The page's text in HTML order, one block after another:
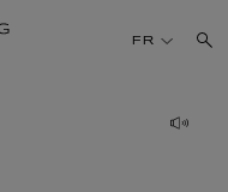
FR